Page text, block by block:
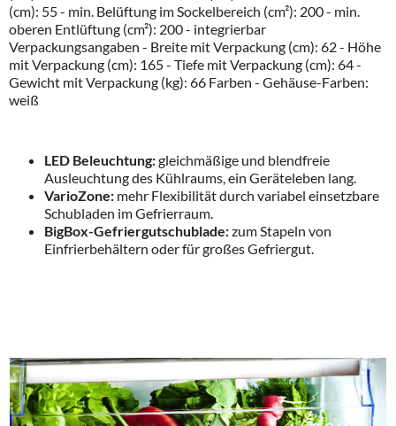
(cm): 55 - min. Belüftung im Sockelbereich (cm²): 200 - min.
oberen Entlüftung (cm²): 200 - integrierbar
Verpackungsangaben - Breite mit Verpackung (cm): 62 - Höhe
mit Verpackung (cm): 165 - Tiefe mit Verpackung (cm): 64 -
Gewicht mit Verpackung (kg): 66 Farben - Gehäuse-Farben:
weiß
LED Beleuchtung:gleichmäßige und blendfreie
Ausleuchtung des Kühlraums, ein Geräteleben lang.
VarioZone: mehr Flexibilität durch variabel einsetzbare
Schubladen im Gefrierraum.
BigBox-Gefriergutschublade:zum Stapeln von
Einfrierbehältern oder für großes Gefriergut.